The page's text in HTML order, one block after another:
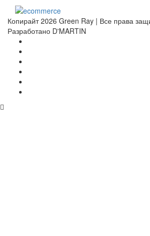
Копирайт 2026 Green Ray | Все права
Разработано D'MARTIN